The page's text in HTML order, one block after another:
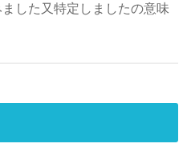
した又特定しましたの意味